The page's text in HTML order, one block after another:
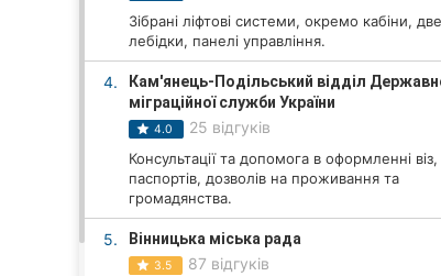
Всі рубрики
Житомир
Зібрані ліфтові системи, окремо кабіни,
лебідки, панелі управління.
4.
Кам'янець-Подільський відділ
міграційної служби України
4.0 25 відгуків
Консультації та допомога в оформленні віз,
паспортів, дозволів на проживання та
громадянства.
5. Вінницька міська рада
3.5 87 відгуків